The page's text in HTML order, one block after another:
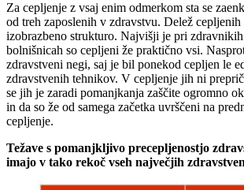
Za cepljenje z vsaj enim odmerkom sta se
od treh zaposlenih v zdravstvu. Delež cepljenih
izobrazbeno strukturo. Najvišji je pri
bolnišnicah so cepljeni že praktično vsi.
zdravstveni negi, saj je bil ponekod cepljen le
zdravstvenih tehnikov. V cepljenje jih ni
se jih je zaradi pomanjkanja zaščite ogromno
in da so že od samega začetka uvrščeni na
cepljenje.
Težave s pomanjkljivo precepljenostjo
imajo v tako rekoč vseh največjih